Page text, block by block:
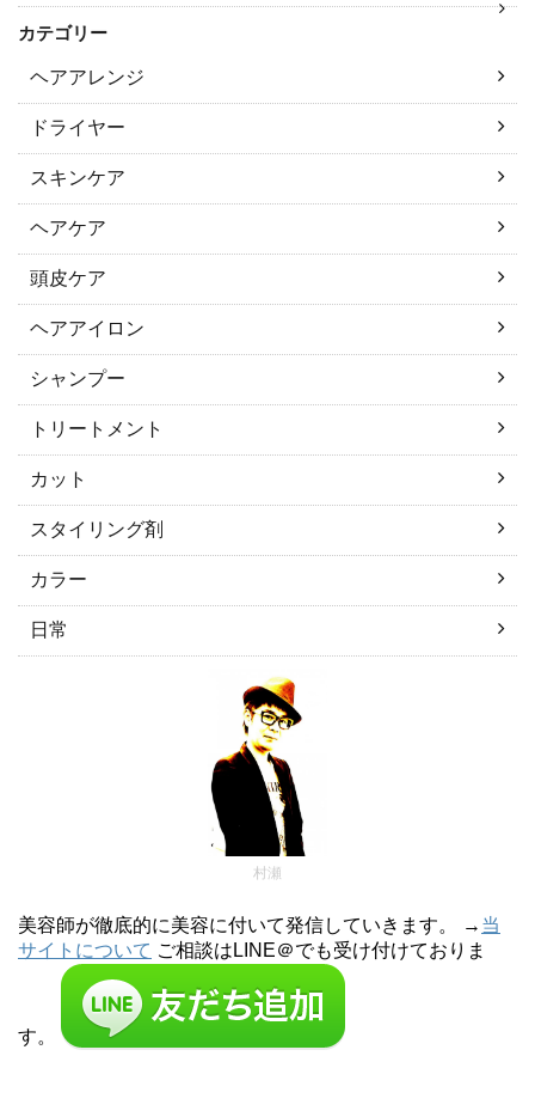
カテゴリー
ヘアアレンジ
ドライヤー
スキンケア
ヘアケア
頭皮ケア
ヘアアイロン
シャンプー
トリートメント
カット
スタイリング剤
カラー
日常
村瀬
美容師が徹底的に美容に付いて発信していきます。 → 当
サイトについて ご相談はLINE＠でも受け付けておりま
す。